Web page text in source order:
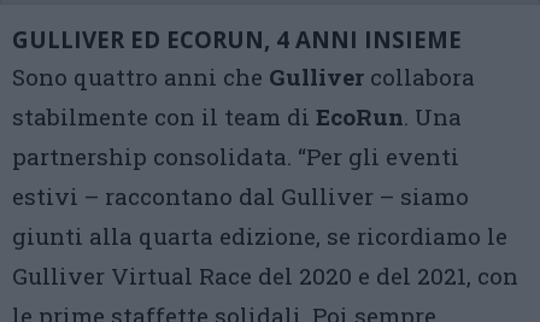
GULLIVER ED ECORUN, 4 ANNI INSIEME
Sono quattro anni che Gulliver collabora
stabilmente con il team di EcoRun. Una
partnership consolidata. “Per gli eventi
estivi – raccontano dal Gulliver – siamo
giunti alla quarta edizione, se ricordiamo le
Gulliver Virtual Race del 2020 e del 2021, con
le prime staffette solidali. Poi sempre